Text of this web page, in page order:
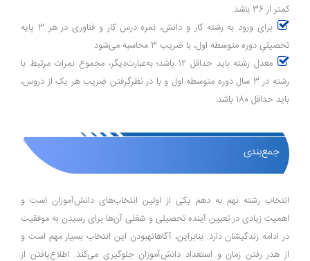
کمتر از 36 باشد.
برای ورود به رشته کار و دانش، نمره درس کار و فناوری در هر 3 پایه
تحصیلیِ دوره متوسطه اول، با ضریب 3 محاسبه می‌‌شود.
معدل رشته باید حداقل 12 باشد؛ به‌عبارت‌دیگر، مجموع نمرات مرتبط با
رشته در 3 سال دوره متوسطه اول و با در نظرگرفتن ضریب هر یک از دروس،
باید حداقل 180 باشد.
جمع‌بندی
انتخاب رشته نهم به دهم یکی از اولین انتخاب‌های دانش‌آموزان است و
اهمیت زیادی در تعیین آینده تحصیلی و شغلی آن‌ها برای رسیدن به موفقیت
در ادامه زندگی­شان دارد. بنابراین، آگاهانه­بودن این انتخاب بسیار مهم است و
از هدر رفتن زمان و استعداد دانش‌آموزان جلوگیری می‌کند. اطلاع‌یافتن از